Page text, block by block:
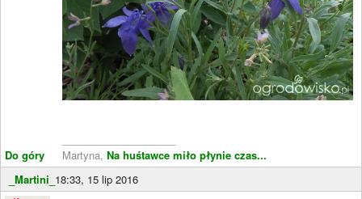
Do góry
Martyna, Na huśtawce miło płynie czas...
_Martini_ 18:33, 15 lip 2016